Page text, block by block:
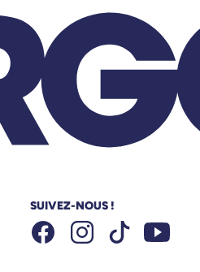
SUIVEZ-NOUS !
FacebookInstagramTiktok